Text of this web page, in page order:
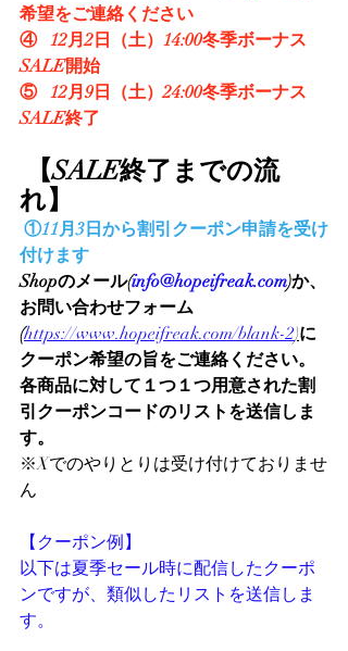
希望をご連絡ください
④   12月2日（土）14:00冬季ボーナス
SALE開始
⑤   12月9日（土）24:00冬季ボーナス
SALE終了
【SALE終了までの流
れ】
①11月3日から割引クーポン申請を受け
付けます
Shopのメール(info@hopeifreak.com)か、
お問い合わせフォーム
(https://www.hopeifreak.com/blank-2)に
クーポン希望の旨をご連絡ください。
各商品に対して１つ１つ用意された割
引クーポンコードのリストを送信しま
す。
※Xでのやりとりは受け付けておりませ
ん
【クーポン例】
以下は夏季セール時に配信したクーポ
ンですが、類似したリストを送信しま
す。